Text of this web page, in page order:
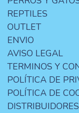
REPTILES
OUTLET
ENVIO
AVISO LEGAL
TERMINOS Y
POLÍTICA DE
POLÍTICA DE